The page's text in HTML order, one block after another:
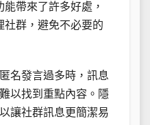
能帶來了許多好處，
社群，避免不必要的
匿名發言過多時，訊息
以找到重點內容。隱
讓社群訊息更簡潔易